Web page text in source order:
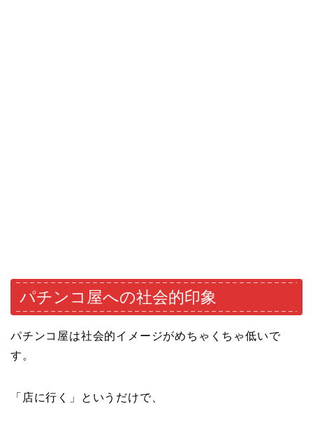
パチンコ屋への社会的印象
パチンコ屋は社会的イメージがめちゃくちゃ低いで
す。
「店に行く」というだけで、